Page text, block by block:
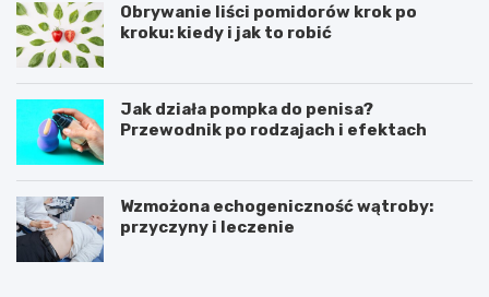
Obrywanie liści pomidorów krok po
kroku: kiedy i jak to robić
Jak działa pompka do penisa?
Przewodnik po rodzajach i efektach
Wzmożona echogeniczność wątroby:
przyczyny i leczenie
C
J